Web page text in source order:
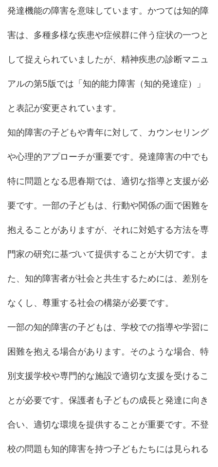
発達機能の障害を意味しています。かつては知的障
害は、多種多様な疾患や症候群に伴う症状の一つと
して捉えられていましたが、精神疾患の診断マニュ
アルの第5版では「知的能力障害（知的発達症）」
と表記が変更されています。
知的障害の子どもや青年に対して、カウンセリング
や心理的アプローチが重要です。発達障害の中でも
特に問題となる思春期では、適切な指導と支援が必
要です。一部の子どもは、行動や関係の面で困難を
抱えることがありますが、それに対処する方法を専
門家の研究に基づいて提供することが大切です。ま
た、知的障害者が社会と共生するためには、差別を
なくし、尊重する社会の構築が必要です。
一部の知的障害の子どもは、学校での指導や学習に
困難を抱える場合があります。そのような場合、特
別支援学校や専門的な施設で適切な支援を受けるこ
とが必要です。保護者も子どもの成長と発達に向き
合い、適切な環境を提供することが重要です。不登
校の問題も知的障害を持つ子どもたちには見られる